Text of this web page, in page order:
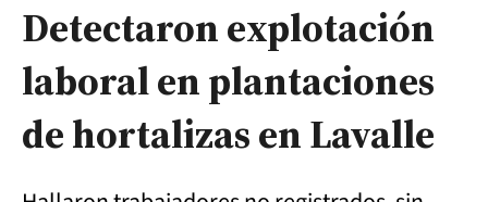
Detectaron explotación
laboral en plantaciones
de hortalizas en Lavalle